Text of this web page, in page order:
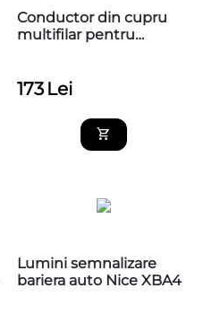
Conductor din cupru
multifilar pentru
173 Lei
Lumini semnalizare
bariera auto Nice XBA4